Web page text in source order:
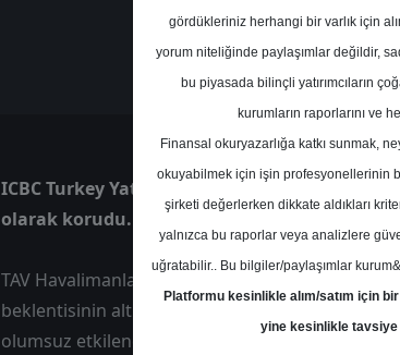
ICBC Turkey Yatırım TAVHL için hedef
olarak korudu.
TAV Havalimanları, 2025 yılında 51 milyon
beklentisinin altında kaldı. Net kâr, artan kur
olumsuz etkilendi. Gelirler yıllık %10 artışla
gördükleriniz herhangi bir varlık için
yorum niteliğinde paylaşımlar değildir,
bu piyasada bilinçli yatırımcıların
kurumların raporlarını ve
Finansal okuryazarlığa katkı sunmak,
okuyabilmek için işin profesyonellerinin
şirketi değerlerken dikkate aldıkları
yalnızca bu raporlar veya analizlere
uğratabilir.. Bu bilgiler/paylaşımlar
Platformu kesinlikle alım/satım için
yine kesinlikle tavsiye